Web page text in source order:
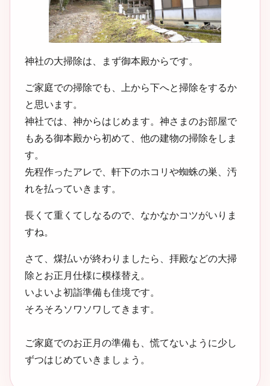
神社の大掃除は、まず御本殿からです。
ご家庭での掃除でも、上から下へと掃除をするか
と思います。
神社では、神からはじめます。神さまのお部屋で
もある御本殿から初めて、他の建物の掃除をしま
す。
先程作ったアレで、軒下のホコリや蜘蛛の巣、汚
れを払っていきます。
長くて重くてしなるので、なかなかコツがいりま
すね。
さて、煤払いが終わりましたら、拝殿などの大掃
除とお正月仕様に模様替え。
いよいよ初詣準備も佳境です。
そろそろソワソワしてきます。
ご家庭でのお正月の準備も、慌てないように少し
ずつはじめていきましょう。